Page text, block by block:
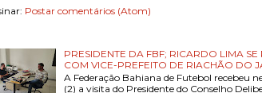
Postar comentários (Atom)
PRESIDENTE DA FBF; RICARDO LIMA SE
COM VICE-PREFEITO DE RIACHÃO DO
A Federação Bahiana de Futebol recebeu
(2) a visita do Presidente do Conselho